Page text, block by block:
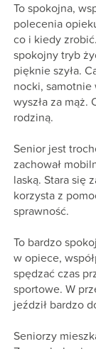
To spokojna,
polecenia
co i kiedy
spokojny tryb
pięknie szyła.
nocki, samotnie
wyszła za
rodziną.
Senior jest
zachował
laską. Stara się
korzysta z
sprawność.
To bardzo
w opiece,
spędzać czas
sportowe. W
jeździł bardzo
Seniorzy